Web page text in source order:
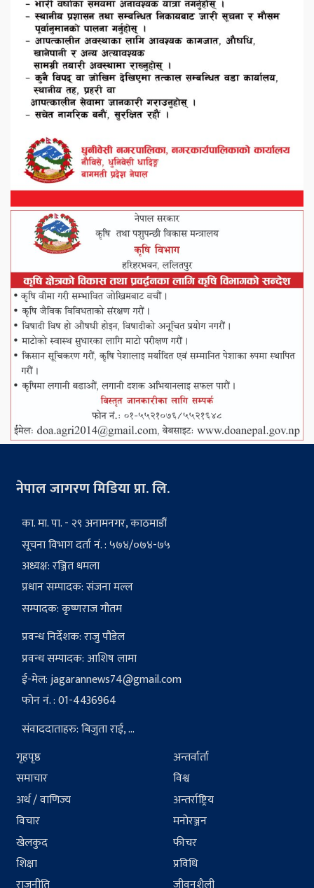
नेपाल जागरण मिडिया प्रा. लि.
का. मा. पा. - २९ अनामनगर, काठमाडौं
सूचना विभाग दर्ता नं. : ५७४/०७४-७५
अध्यक्ष: रञ्जित धमला
प्रधान सम्पादक: संजना मल्ल
सम्पादक: कृष्णराज गौतम
प्रवन्ध निर्देशक: राजु पौडेल
प्रवन्ध सम्पादक: आशिष लामा
ई-मेल:jagarannews74@gmail.com
फोन नं. : 01-4436964
संवाददाताहरु: बिजुता राई, ...
गृहपृष्ठ
समाचार
अर्थ / वाणिज्य
विचार
खेलकुद
शिक्षा
अन्तर्वार्ता
विश्व
अन्तर्राष्ट्रिय
मनोरञ्जन
फीचर
प्रविधि